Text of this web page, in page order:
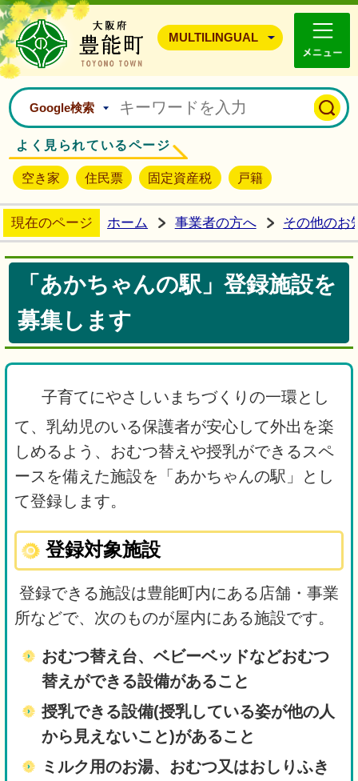
豊能町ホームページ
MULTILINGUAL
Google検索
よく見られているページ
空き家 住民票 固定資産税 戸籍
現在のページ ホーム 事業者の方へ その他のお
「あかちゃんの駅」登録施設を
募集します
子育てにやさしいまちづくりの一環とし
て、乳幼児のいる保護者が安心して外出を楽
しめるよう、おむつ替えや授乳ができるスペ
ースを備えた施設を「あかちゃんの駅」とし
て登録します。
登録対象施設
登録できる施設は豊能町内にある店舗・事業
所などで、次のものが屋内にある施設です。
おむつ替え台、ベビーベッドなどおむつ
替えができる設備があること
授乳できる設備(授乳している姿が他の人
から見えないこと)があること
ミルク用のお湯、おむつ又はおしりふき